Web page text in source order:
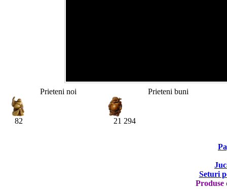
Prieteni noi
82
Prieteni buni
21 294
Seturi
Produse